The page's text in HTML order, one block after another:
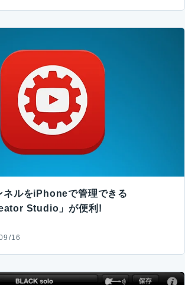
ルをiPhoneで管理できる
Studio」が便利!
16